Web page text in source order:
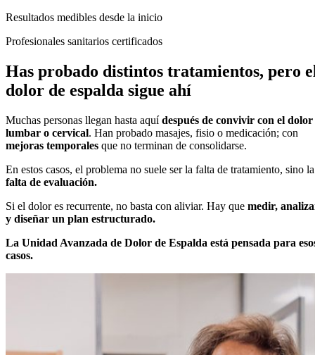
Resultados medibles desde la inicio
Profesionales sanitarios certificados
Has probado distintos tratamientos, pero
dolor de espalda sigue ahí
Muchas personas llegan hasta aquídespués de convivir con el dolor
lumbar o cervical. Han probado masajes, fisio o medicación; con
mejoras temporales que no terminan de consolidarse.
En estos casos, el problema no suele ser la falta de tratamiento, sino la
falta de evaluación.
Si el dolor es recurrente, no basta con aliviar. Hay que medir,
y diseñar un plan estructurado.
La Unidad Avanzada de Dolor de Espalda está pensada para
casos.